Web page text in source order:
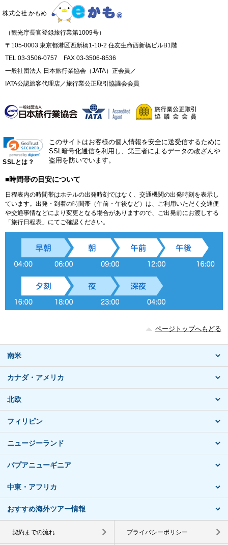
株式会社 かもめ
（観光庁長官登録旅行業第1009号）
〒105-0003 東京都港区西新橋1-10-2 住友生命西新橋ビルB1階
TEL 03-3506-0757 FAX 03-3506-8536
一般社団法人 日本旅行業協会（JATA）正会員／
IATA公認旅客代理店／旅行業公正取引協議会会員
SSLとは？
このサイトはお客様の個人情報を安全に送受信するために
SSL暗号化通信を利用し、第三者によるデータの改ざんや
盗用を防いでいます。
■時間帯の目安について
日程表内の時間帯はホテルの出発時刻ではなく、交通機関の出発時刻を表示し
ています。出発・到着の時間帯（午前・午後など）は、ご利用いただく交通便
や交通事情などにより変更となる場合がありますので、ご出発前にお渡しする
「旅行日程表」にてご確認ください。
ページトップへもどる
南米
カナダ・アメリカ
北欧
フィリピン
ニュージーランド
パプアニューギニア
中東・アフリカ
おすすめ海外ツアー情報
契約までの流れ プライバシーポリシー